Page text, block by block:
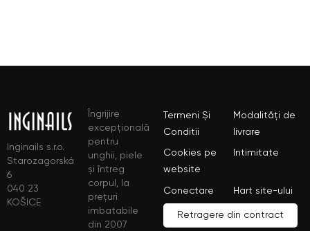
Inginails s.r.o.
Starozagorská
6
040 23
KOŠICE
Îngrijire
excepțională
pentru
unghii, piele
și întreg
corpul, la
prețuri
imbatabile
din 2007
Termeni Și
Conditii
Modalități de
livrare
Cookies pe
website
Intimitate
Conectare Hart site-ului
Retragere din contract